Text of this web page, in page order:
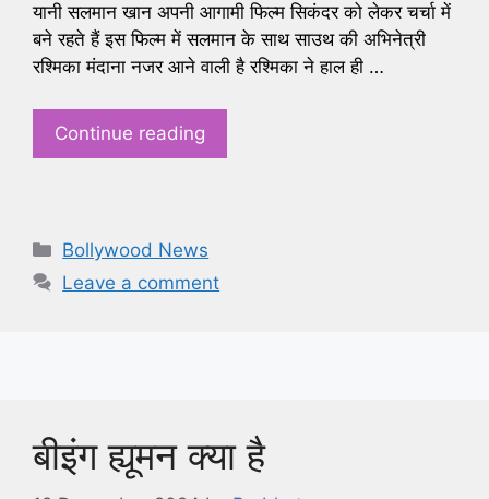
यानी सलमान खान अपनी आगामी फिल्म सिकंदर को लेकर चर्चा में
बने रहते हैं इस फिल्म में सलमान के साथ साउथ की अभिनेत्री
रश्मिका मंदाना नजर आने वाली है रश्मिका ने हाल ही …
Continue reading
Categories
Bollywood News
Leave a comment
बीइंग ह्यूमन क्या है